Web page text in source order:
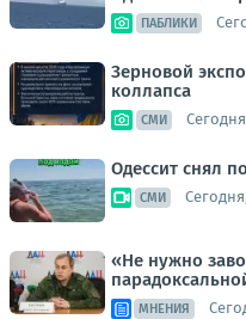
ПАБЛИКИ
Зерновой
коллапса
СМИ
Одессит снял
СМИ
«Не нужно
МНЕНИЯ